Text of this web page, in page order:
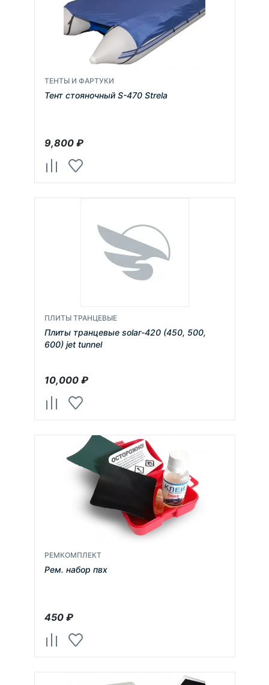
ТЕНТЫ И ФАРТУКИ
Тент стояночный S-470 Strela
9,800₽
ПЛИТЫ ТРАНЦЕВЫЕ
Плиты транцевые solar-420 (450, 500,
600) jet tunnel
10,000₽
РЕМКОМПЛЕКТ
Рем. набор пвх
450₽